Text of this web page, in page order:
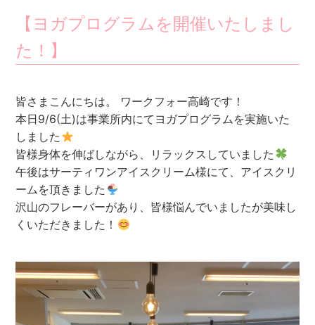
【ヨガプログラムを開催いたしまし
た！】
皆さまこんにちは。 ワークフォー高崎です！
本日9/6(土)は事業所内にてヨガプログラムを実施いた
しました
皆様身体を伸ばしながら、リラックスしていました
午後はサーティワンアイスクリーム様にて、アイスクリ
ームを頂きました
沢山のフレーバーがあり、皆様悩んでいましたが美味し
くいただきました！